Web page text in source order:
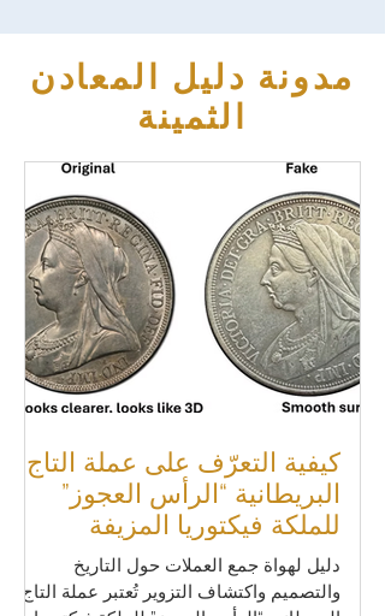
مدونة دليل المعادن
الثمينة
كيفية التعرّف على عملة التاج
البريطانية “الرأس العجوز”
للملكة فيكتوريا المزيفة
(1893–1900)
دليل لهواة جمع العملات حول التاريخ
والتصميم واكتشاف التزوير تُعتبر عملة التاج